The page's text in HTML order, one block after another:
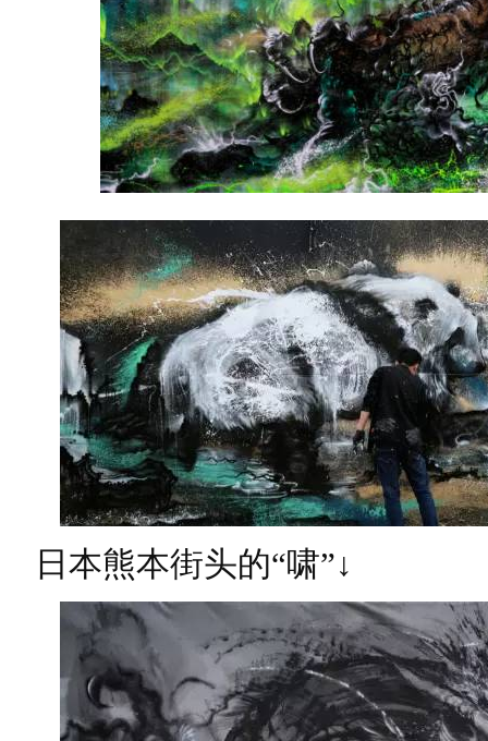
日本熊本街头的“啸”↓